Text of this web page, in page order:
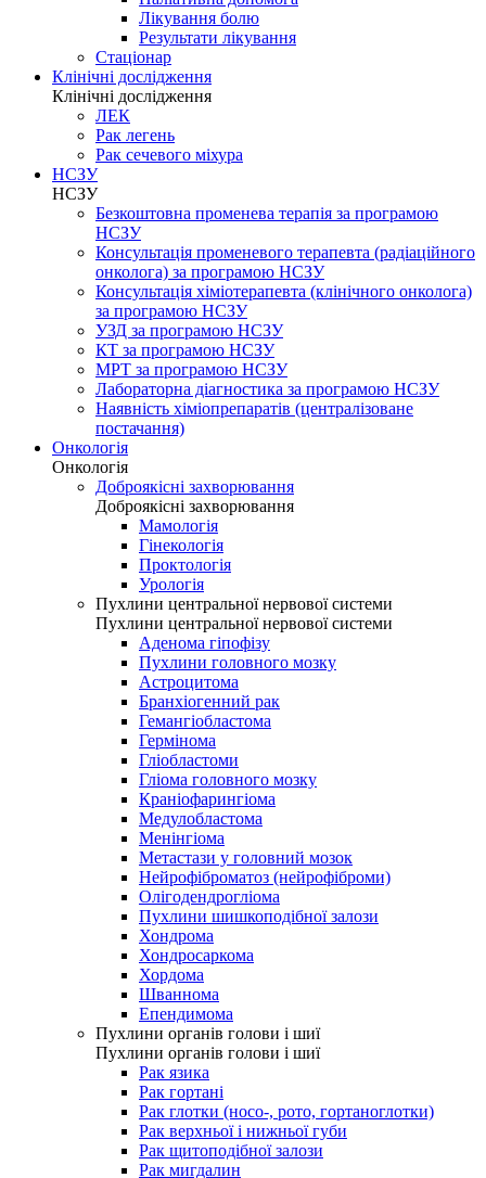
Лікування болю
Результати лікування
Стаціонар
Клінічні дослідження
Клінічні дослідження
ЛЕК
Рак легень
Рак сечевого міхура
НСЗУ
НСЗУ
Безкоштовна променева терапія за програмою
НСЗУ
Консультація променевого терапевта (радіаційного
онколога) за програмою НСЗУ
Консультація хіміотерапевта (клінічного онколога)
за програмою НСЗУ
УЗД за програмою НСЗУ
КТ за програмою НСЗУ
МРТ за програмою НСЗУ
Лабораторна діагностика за програмою НСЗУ
Наявність хіміопрепаратів (централізоване
постачання)
Онкологія
Онкологія
Доброякісні захворювання
Доброякісні захворювання
Мамологія
Гінекологія
Проктологія
Урологія
Пухлини центральної нервової системи
Пухлини центральної нервової системи
Аденома гіпофізу
Пухлини головного мозку
Астроцитома
Бранхіогенний рак
Гемангіобластома
Гермінома
Гліобластоми
Гліома головного мозку
Краніофарингіома
Медулобластома
Менінгіома
Метастази у головний мозок
Нейрофіброматоз (нейрофіброми)
Олігодендрогліома
Пухлини шишкоподібної залози
Хондрома
Хондросаркома
Хордома
Шваннома
Епендимома
Пухлини органів голови і шиї
Пухлини органів голови і шиї
Рак язика
Рак гортані
Рак глотки (носо-, рото, гортаноглотки)
Рак верхньої і нижньої губи
Рак щитоподібної залози
Рак мигдалин